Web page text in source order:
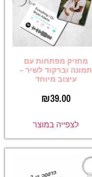
מחזיק מפתחות עם
תמונה וברקוד לשיר –
עיצוב מיוחד
₪39.00
לצפייה במוצר